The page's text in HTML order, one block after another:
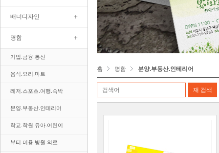
배너디자인 +
명함 +
기업.금융.통신
음식.요리.마트
레저.스포츠.여행.숙박
분양.부동산.인테리어
학교.학원.유아.어린이
뷰티.미용.병원.의료
홈 명함 분양.부동산.인테리어